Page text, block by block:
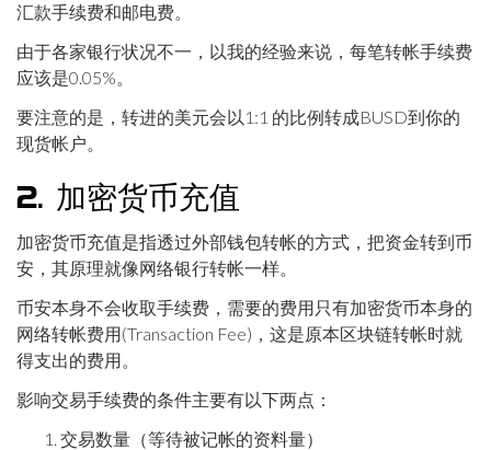
汇款手续费和邮电费。
由于各家银行状况不一，以我的经验来说，每笔转帐手续费
应该是0.05%。
要注意的是，转进的美元会以1:1 的比例转成BUSD到你的
现货帐户。
2. 加密货币充值
加密货币充值是指透过外部钱包转帐的方式，把资金转到币
安，其原理就像网络银行转帐一样。
币安本身不会收取手续费，需要的费用只有加密货币本身的
网络转帐费用(Transaction Fee)，这是原本区块链转帐时就
得支出的费用。
影响交易手续费的条件主要有以下两点：
交易数量（等待被记帐的资料量）